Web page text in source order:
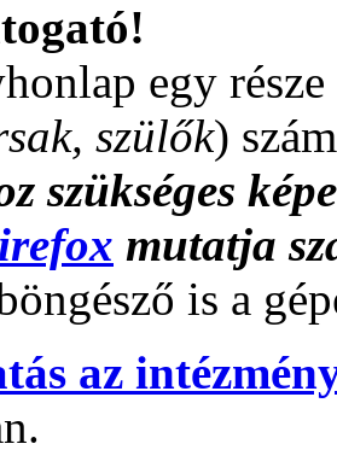
egy
szülők)
szükséges
mutatja
is a
az